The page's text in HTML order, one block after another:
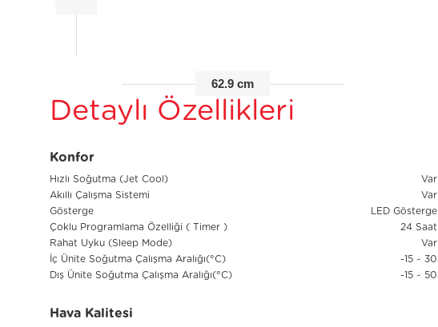
62.9 cm
Detaylı Özellikleri
Konfor
Hızlı Soğutma (Jet Cool)
Var
Akıllı Çalışma Sistemi
Var
Gösterge
LED Gösterge
Çoklu Programlama Özelliği ( Timer )
24 Saat
Rahat Uyku (Sleep Mode)
Var
İç Ünite Soğutma Çalışma Aralığı(°C)
-15 ~ 30
Dış Ünite Soğutma Çalışma Aralığı(°C)
-15 ~ 50
Hava Kalitesi